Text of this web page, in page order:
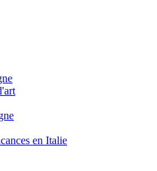
en Italie